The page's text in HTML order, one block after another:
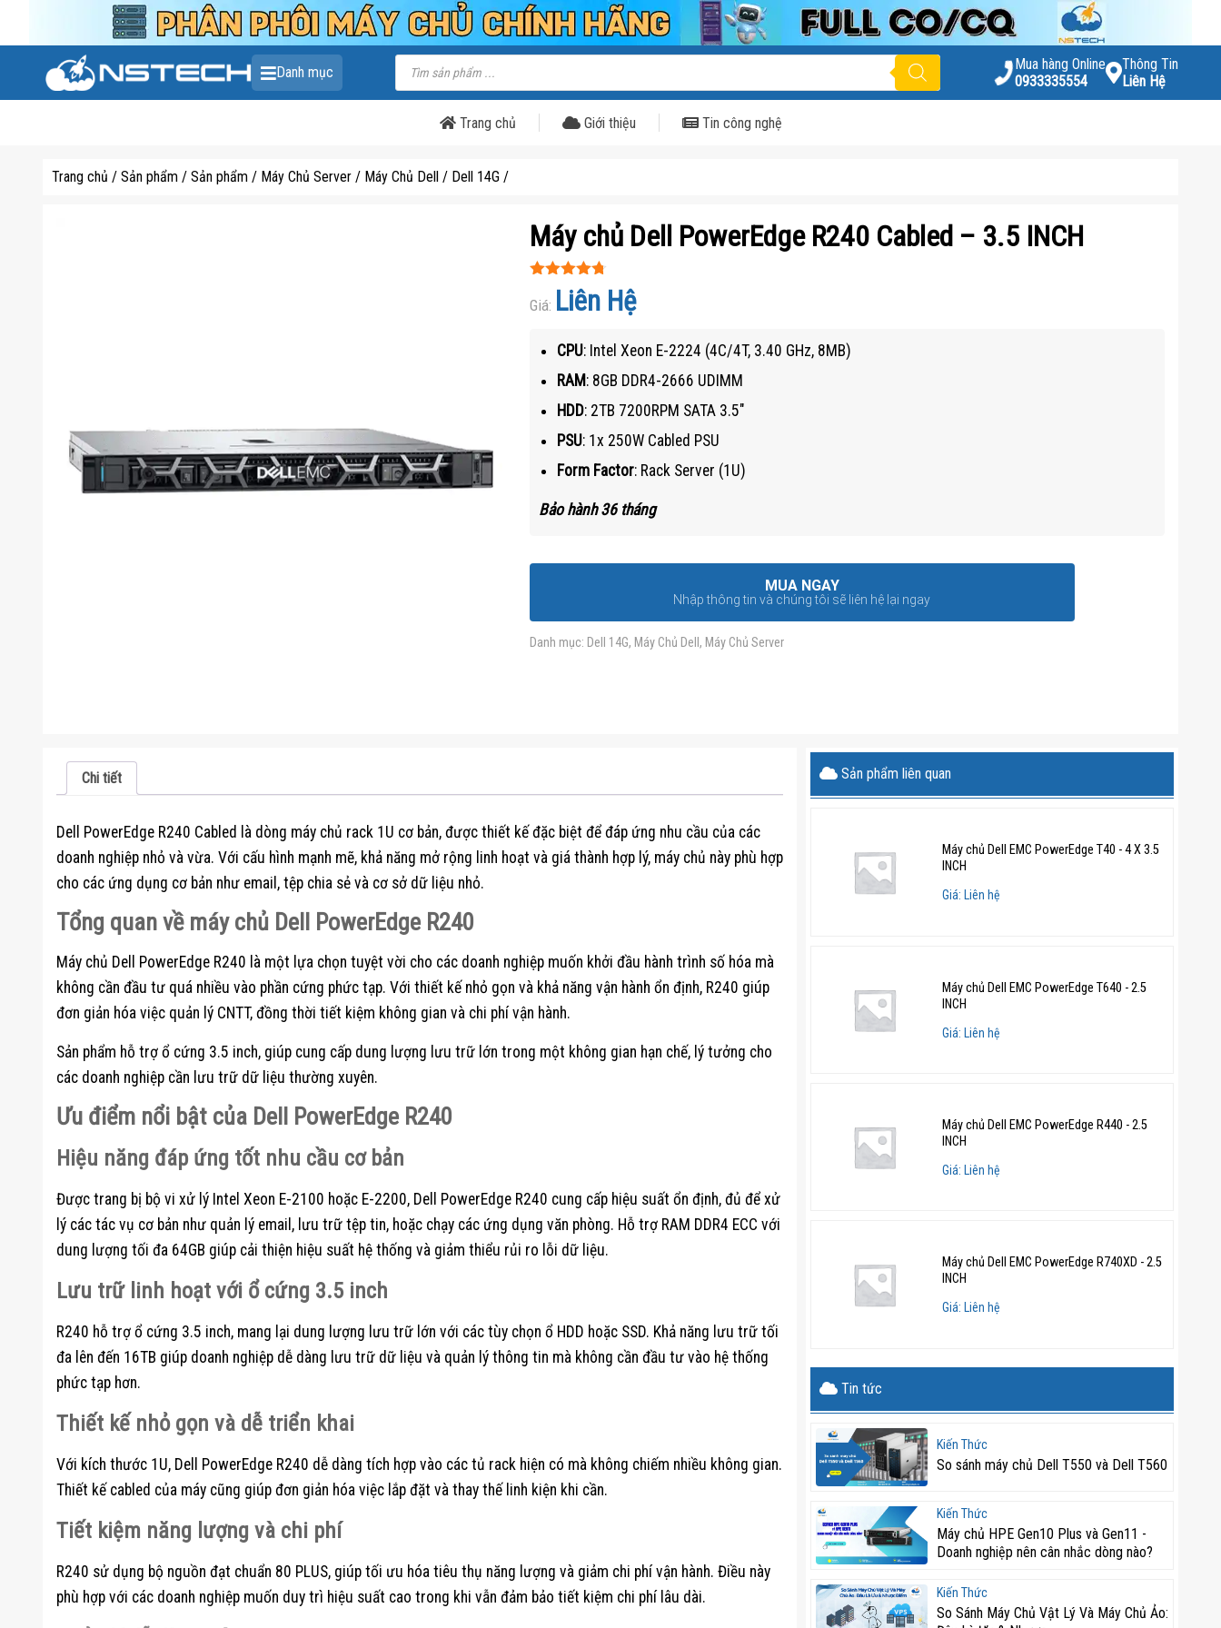
Danh mục
Tìm
kiếm
sản
phẩm
Mua hàng Online
0933335554
Thông Tin
Liên Hệ
Trang chủ Giới thiệu Tin công nghệ
Trang chủ / Sản phẩm / Sản phẩm / Máy Chủ Server / Máy Chủ Dell / Dell 14G /
Máy chủ Dell PowerEdge R240 Cabled – 3.5 INCH
Được xếp
hạng4.75
Giá: Liên Hệ
CPU: Intel Xeon E-2224 (4C/4T, 3.40 GHz, 8MB)
RAM : 8GB DDR4-2666 UDIMM
HDD: 2TB 7200RPM SATA 3.5″
PSU: 1x 250W Cabled PSU
Form Factor: Rack Server (1U)
Bảo hành 36 tháng
MUA NGAY
Nhập thông tin và chúng tôi sẽ liên hệ lại ngay
Danh mục: Dell 14G, Máy Chủ Dell, Máy Chủ Server
Chi tiết
Dell PowerEdge R240 Cabled là dòng máy chủ rack 1U cơ bản, được thiết kế đặc biệt để đáp ứng nhu cầu của các
doanh nghiệp nhỏ và vừa. Với cấu hình mạnh mẽ, khả năng mở rộng linh hoạt và giá thành hợp lý, máy chủ này phù hợp
cho các ứng dụng cơ bản như email, tệp chia sẻ và cơ sở dữ liệu nhỏ.
Tổng quan về máy chủ Dell PowerEdge R240
Máy chủ Dell PowerEdge R240 là một lựa chọn tuyệt vời cho các doanh nghiệp muốn khởi đầu hành trình số hóa mà
không cần đầu tư quá nhiều vào phần cứng phức tạp. Với thiết kế nhỏ gọn và khả năng vận hành ổn định, R240 giúp
đơn giản hóa việc quản lý CNTT, đồng thời tiết kiệm không gian và chi phí vận hành.
Sản phẩm hỗ trợ ổ cứng 3.5 inch, giúp cung cấp dung lượng lưu trữ lớn trong một không gian hạn chế, lý tưởng cho
các doanh nghiệp cần lưu trữ dữ liệu thường xuyên.
Ưu điểm nổi bật của Dell PowerEdge R240
Hiệu năng đáp ứng tốt nhu cầu cơ bản
Được trang bị bộ vi xử lý Intel Xeon E-2100 hoặc E-2200, Dell PowerEdge R240 cung cấp hiệu suất ổn định, đủ để xử
lý các tác vụ cơ bản như quản lý email, lưu trữ tệp tin, hoặc chạy các ứng dụng văn phòng. Hỗ trợ RAM DDR4 ECC với
dung lượng tối đa 64GB giúp cải thiện hiệu suất hệ thống và giảm thiểu rủi ro lỗi dữ liệu.
Lưu trữ linh hoạt với ổ cứng 3.5 inch
R240 hỗ trợ ổ cứng 3.5 inch, mang lại dung lượng lưu trữ lớn với các tùy chọn ổ HDD hoặc SSD. Khả năng lưu trữ tối
đa lên đến 16TB giúp doanh nghiệp dễ dàng lưu trữ dữ liệu và quản lý thông tin mà không cần đầu tư vào hệ thống
phức tạp hơn.
Thiết kế nhỏ gọn và dễ triển khai
Với kích thước 1U, Dell PowerEdge R240 dễ dàng tích hợp vào các tủ rack hiện có mà không chiếm nhiều không gian.
Thiết kế cabled của máy cũng giúp đơn giản hóa việc lắp đặt và thay thế linh kiện khi cần.
Tiết kiệm năng lượng và chi phí
R240 sử dụng bộ nguồn đạt chuẩn 80 PLUS, giúp tối ưu hóa tiêu thụ năng lượng và giảm chi phí vận hành. Điều này
phù hợp với các doanh nghiệp muốn duy trì hiệu suất cao trong khi vẫn đảm bảo tiết kiệm chi phí lâu dài.
Sản phẩm liên quan
Máy chủ Dell EMC PowerEdge T40 - 4 X 3.5
INCH
Giá: Liên hệ
Máy chủ Dell EMC PowerEdge T640 - 2.5
INCH
Giá: Liên hệ
Máy chủ Dell EMC PowerEdge R440 - 2.5
INCH
Giá: Liên hệ
Máy chủ Dell EMC PowerEdge R740XD - 2.5
INCH
Giá: Liên hệ
Tin tức
Kiến Thức
So sánh máy chủ Dell T550 và Dell T560
Kiến Thức
Máy chủ HPE Gen10 Plus và Gen11 -
Doanh nghiệp nên cân nhắc dòng nào?
Kiến Thức
So Sánh Máy Chủ Vật Lý Và Máy Chủ Ảo: